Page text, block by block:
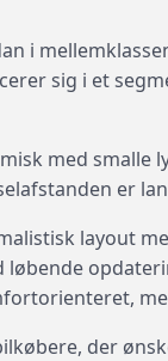
i
sig i et
med
er
layout
løbende
der